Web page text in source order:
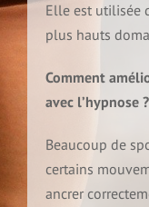
La magie de
Historique rapide de
Comprendre
Tarifs & rendez-vous
Déroulement d’une
Contact
Les applications
Addictions et
Elle est utilisée
plus hauts
Comment
avec l’hypnose ?
Beaucoup de
certains
ancrer